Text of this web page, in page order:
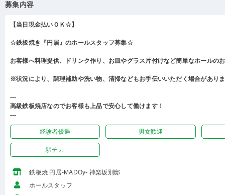
募集内容
【当日現金払いＯＫ☆】
☆鉄板焼き『円居』のホールスタッフ募集☆
お客様へ料理提供、ドリンク作り、お皿やグラス片付けなど簡単なホールの
※状況により、調理補助や洗い物、清掃などもお手伝いいただく場合があり
---
高級鉄板焼店なのでお客様も上品で安心して働けます！
---
経験者優遇 男女歓迎
駅チカ
鉄板焼 円居-MADOy- 神楽坂別邸
ホールスタッフ